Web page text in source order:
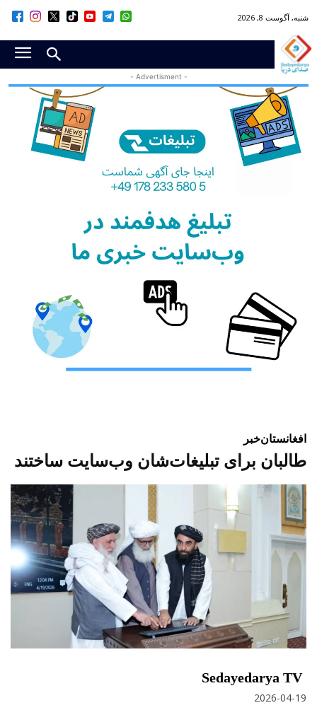
شنبه, آگوست 8, 2026
- Advertisment -
افغانستانخبر
طالبان برای تبلیغات‌شان وب‌سایت ساختند
Sedayedarya TV
2026-04-19